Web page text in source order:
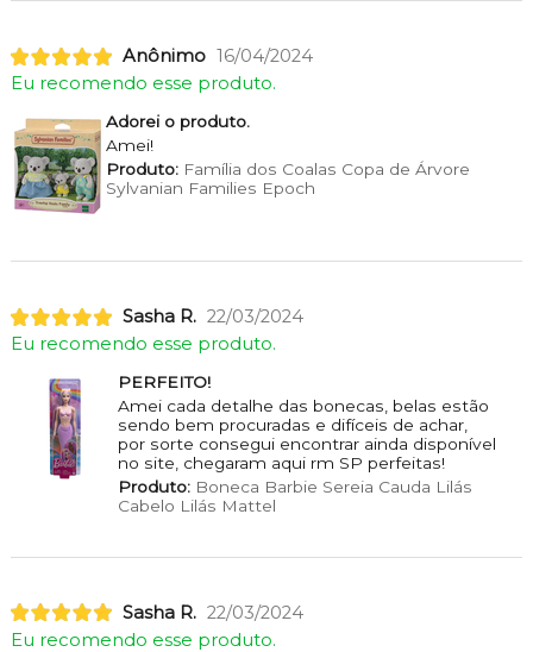
Anônimo 16/04/2024
Eu recomendo esse produto.
Adorei o produto.
Amei!
Produto:Família dos Coalas Copa de Árvore
Sylvanian Families Epoch
Sasha R. 22/03/2024
Eu recomendo esse produto.
PERFEITO!
Amei cada detalhe das bonecas, belas estão
sendo bem procuradas e difíceis de achar,
por sorte consegui encontrar ainda disponível
no site, chegaram aqui rm SP perfeitas!
Produto:Boneca Barbie Sereia Cauda Lilás
Cabelo Lilás Mattel
Sasha R. 22/03/2024
Eu recomendo esse produto.